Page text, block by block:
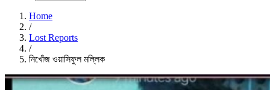
Home
/
Lost Reports
/
নিখোঁজ ওয়াসিফুল মল্লিক